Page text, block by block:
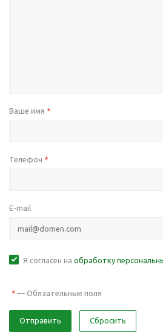
Ваше имя *
Телефон *
E-mail
Я согласен на обработку
* — Обязательные поля
Отправить Сбросить